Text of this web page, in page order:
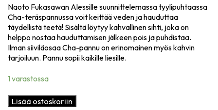
Naoto Fukasawan Alessille suunnittelemassa tyylipuhtaassa
Cha-teräspannussa voit keittää veden ja hauduttaa
täydellistä teetä! Sisältä löytyy kahvallinen sihti, joka on
helppo nostaa hauduttamisen jälkeen pois ja puhdistaa.
Ilman siiviläosaa Cha-pannu on erinomainen myös kahvin
tarjoiluun. Pannu sopii kaikille liesille.
1 varastossa
Cha
Lisää ostoskoriin